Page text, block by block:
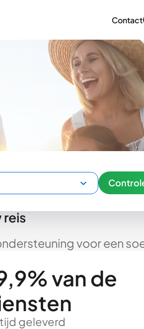
Contact
voor een
van de
geleverd